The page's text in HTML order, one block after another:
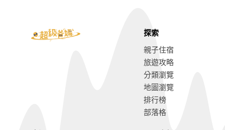
探索
親子住宿
旅遊攻略
分類瀏覽
地圖瀏覽
排行榜
部落格